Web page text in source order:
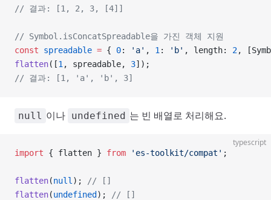
// 결과: [1, 2, 3, [4]]
// Symbol.isConcatSpreadable을 가진 객체 지원
const spreadable = { 0: 'a' , 1 : 'b' , length: 2,
flatten([1 , spreadable, 3]);
// 결과: [1, 'a', 'b', 3]
null 이나 undefined 는 빈 배열로 처리해요.
typescript
import { flatten } from 'es-toolkit/compat' ;
flatten(null );
// []
flatten(undefined );
// []